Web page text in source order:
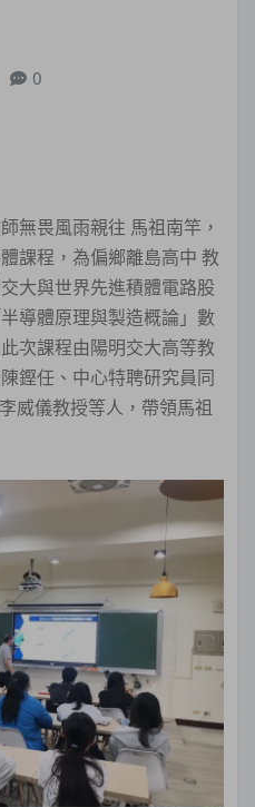
0
無畏風雨親往 馬祖南竿，
課程，為偏鄉離島高中 教
大與世界先進積體電路股
導體原理與製造概論」數
次課程由陽明交大高等教
鏗任、中心特聘研究員同
威儀教授等人，帶領馬祖